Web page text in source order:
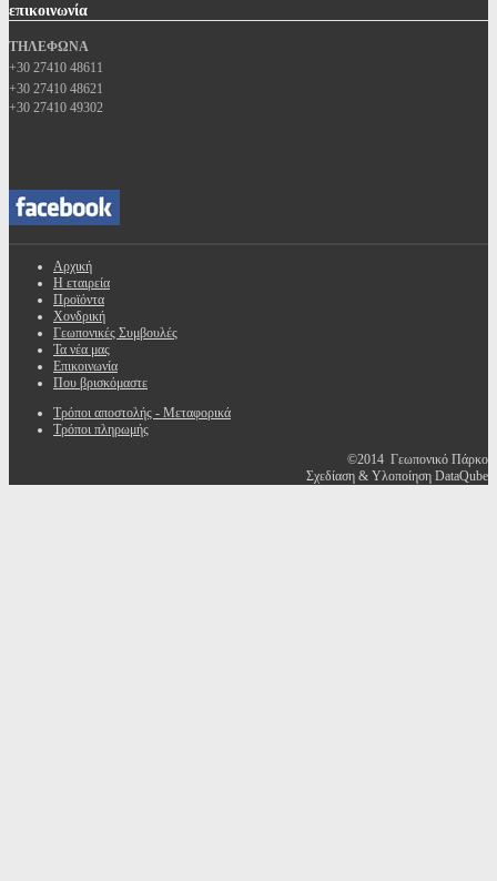
επικοινωνία
ΤΗΛΕΦΩΝΑ
+30 27410 48611
+30 27410 48621
+30 27410 49302
Αρχική
Η εταιρεία
Προϊόντα
Χονδρική
Γεωπονικές Συμβουλές
Τα νέα μας
Επικοινωνία
Που βρισκόμαστε
Τρόποι αποστολής - Μεταφορικά
Τρόποι πληρωμής
©2014 Γεωπονικό Πάρκο
Σχεδίαση & Υλοποίηση DataQube